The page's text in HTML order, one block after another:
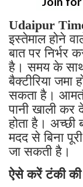
Udaipur
इस्तेमाल होने
बात पर निर्भर
है। समय के
बैक्टीरिया जमा
सकता है।
पानी खाली कर
होता है।
मदद से बिना
जा सकती है।
ऐसे करें टंकी